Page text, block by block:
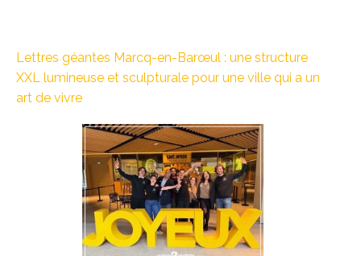
Lettres géantes Marcq-en-Barœul : une structure
XXL lumineuse et sculpturale pour une ville qui a un
art de vivre